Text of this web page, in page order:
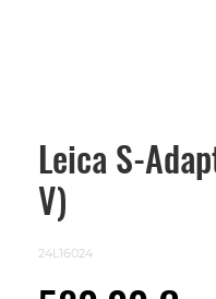
Leica S-
V)
24L16024
Skip
beginning
images